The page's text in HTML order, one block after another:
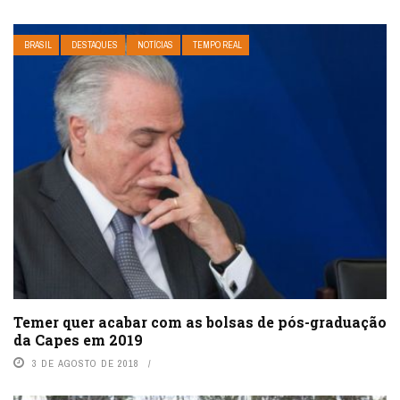
BRASIL DESTAQUES NOTÍCIAS TEMPO REAL
Temer quer acabar com as bolsas de pós-graduação
da Capes em 2019
3 DE AGOSTO DE 2018